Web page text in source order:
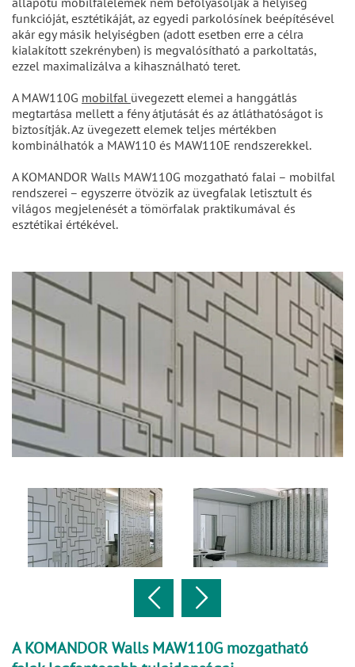
funkcióját, esztétikáját, az egyedi parkolósínek beépítésével
akár egy másik helyiségben (adott esetben erre a célra
kialakított szekrényben) is megvalósítható a parkoltatás,
ezzel maximalizálva a kihasználható teret.
A MAW110G mobilfal üvegezett elemei a hanggátlás
megtartása mellett a fény átjutását és az átláthatóságot is
biztosítják. Az üvegezett elemek teljes mértékben
kombinálhatók a MAW110 és MAW110E rendszerekkel.
A KOMANDOR Walls MAW110G mozgatható falai – mobilfal
rendszerei – egyszerre ötvözik az üvegfalak letisztult és
világos megjelenését a tömörfalak praktikumával és
esztétikai értékével.
A KOMANDOR Walls MAW110G mozgatható